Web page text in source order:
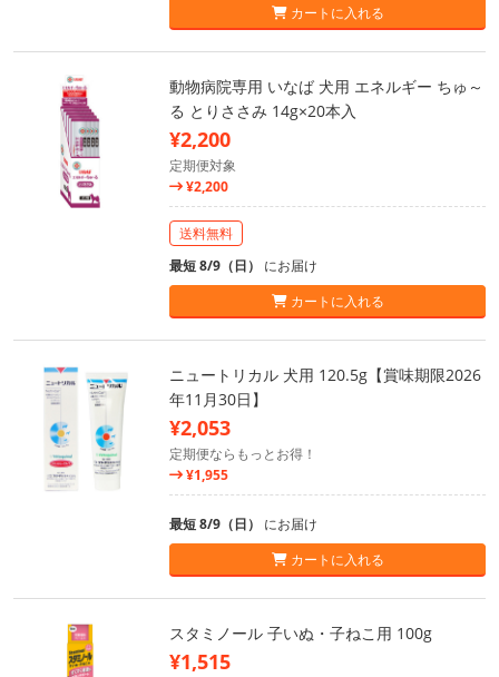
カートに入れる
動物病院専用 いなば 犬用 エネルギー ちゅ～
る とりささみ 14g×20本入
¥2,200
定期便対象
¥2,200
送料無料
最短 8/9（日） にお届け
カートに入れる
ニュートリカル 犬用 120.5g【賞味期限2026
年11月30日】
¥2,053
定期便ならもっとお得！
¥1,955
最短 8/9（日） にお届け
カートに入れる
スタミノール 子いぬ・子ねこ用 100g
¥1,515